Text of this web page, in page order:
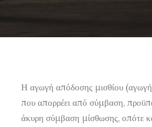
Η αγωγή απόδοσης μισθίου
που απορρέει από σύμβαση,
άκυρη σύμβαση μίσθωσης, οπότε